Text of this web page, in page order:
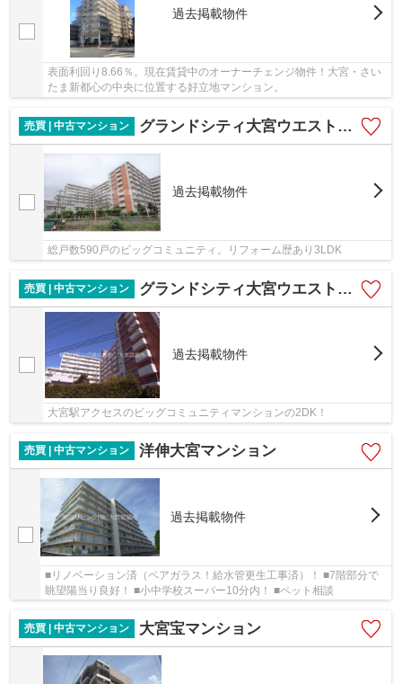
過去掲載物件
表面利回り8.66％。現在賃貸中のオーナーチェンジ物件！大宮・さい
たま新都心の中央に位置する好立地マンション。
売買 | 中古マンション グランドシティ大宮ウエストタワー
過去掲載物件
総戸数590戸のビッグコミュニティ。リフォーム歴あり3LDK
売買 | 中古マンション グランドシティ大宮ウエストタワー
過去掲載物件
大宮駅アクセスのビッグコミュニティマンションの2DK！
売買 | 中古マンション 洋伸大宮マンション
過去掲載物件
■リノベーション済（ペアガラス！給水管更生工事済）！ ■7階部分で
眺望陽当り良好！ ■小中学校スーパー10分内！ ■ペット相談
売買 | 中古マンション 大宮宝マンション